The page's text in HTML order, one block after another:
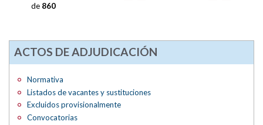
de 860
ACTOS DE ADJUDICACIÓN
Normativa
Listados de vacantes y sustituciones
Excluidos provisionalmente
Convocatorias